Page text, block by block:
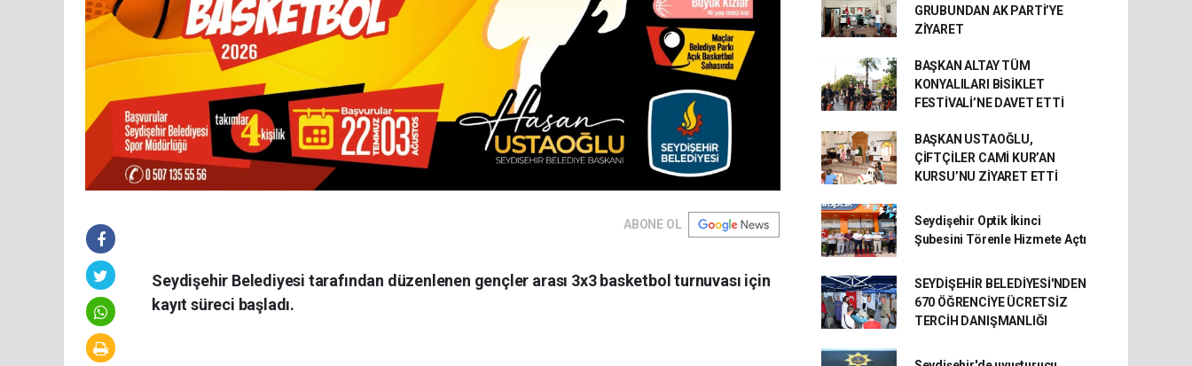
ABONE OL
Seydişehir Belediyesi tarafından düzenlenen gençler arası 3x3 basketbol turnuvası için
kayıt süreci başladı.
GRUBUNDAN AK PARTİ’YE
ZİYARET
BAŞKAN ALTAY TÜM
KONYALILARI BİSİKLET
FESTİVALİ’NE DAVET ETTİ
BAŞKAN USTAOĞLU,
ÇİFTÇİLER CAMİ KUR’AN
KURSU’NU ZİYARET ETTİ
Seydişehir Optik İkinci
Şubesini Törenle Hizmete Açtı
SEYDİŞEHİR BELEDİYESİ'NDEN
670 ÖĞRENCİYE ÜCRETSİZ
TERCİH DANIŞMANLIĞI